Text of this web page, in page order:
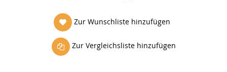
Zur Wunschliste hinzufügen
Zur Vergleichsliste hinzufügen